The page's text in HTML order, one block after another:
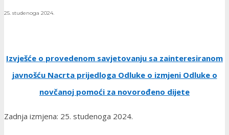
25. studenoga 2024.
Izvješće o provedenom savjetovanju sa zainteresiranom
javnošću Nacrta prijedloga Odluke o izmjeni Odluke o
novčanoj pomoći za novorođeno dijete
Zadnja izmjena: 25. studenoga 2024.